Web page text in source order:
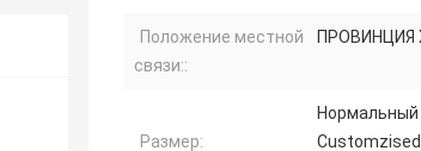
Положение местной
связи::
ПРОВИНЦИЯ
Размер:
Нормальный
Customzised